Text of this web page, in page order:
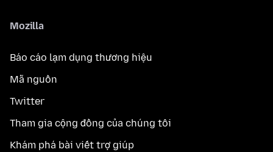
Mozilla
Báo cáo lạm dụng thương hiệu
Mã nguồn
Twitter
Tham gia cộng đồng của chúng tôi
Khám phá bài viết trợ giúp